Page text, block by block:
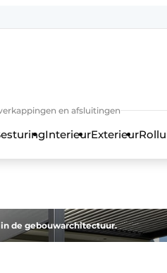
en afsluitingen
InterieurExterieur
de gebouwarchitectuur.